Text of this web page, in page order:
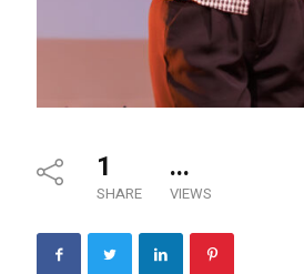
1
SHARE
...
VIEWS